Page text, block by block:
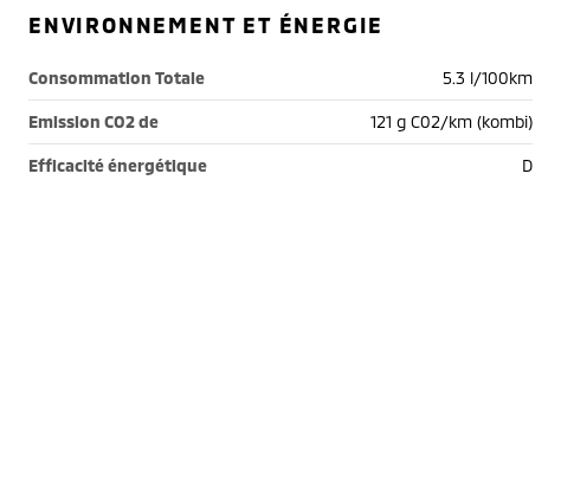
ENVIRONNEMENT ET ÉNERGIE
Consommation Totale 5.3 l/100km
Emission CO2 de 121 g C02/km (kombi)
Efficacité énergétique D